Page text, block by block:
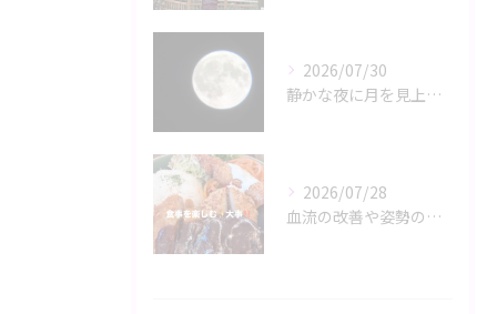
2026/07/30
静かな夜に月を見上げるひととき、心と体がリラックスモードに誘...
2026/07/28
血流の改善や姿勢の調整が、日々の健康を支える鍵。